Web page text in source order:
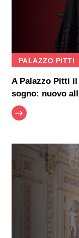
PALAZZO PITTI
A Palazzo Pitti
sogno: nuovo